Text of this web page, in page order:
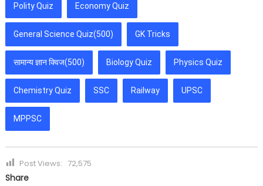
Polity Quiz Economy Quiz
General Science Quiz(500) GK Tricks
सामान्य ज्ञान क्विज(500) Biology Quiz Physics Quiz
Chemistry Quiz SSC Railway UPSC
MPPSC
Post Views: 72,575
Share